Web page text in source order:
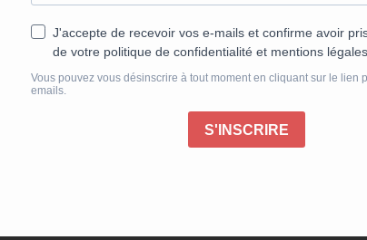
Duras demeure
devenir.
Publié le 17/12/
sont préparées et expédiées la semaine suivant votre
votre patience ainsi que pour votre compréhension.